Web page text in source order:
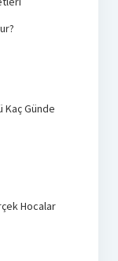
Kaç Günde
Hocalar